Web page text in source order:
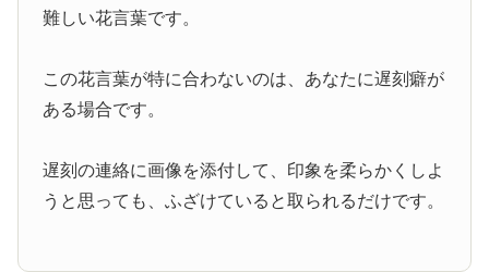
難しい花言葉です。
この花言葉が特に合わないのは、あなたに遅刻癖が
ある場合です。
遅刻の連絡に画像を添付して、印象を柔らかくしよ
うと思っても、ふざけていると取られるだけです。